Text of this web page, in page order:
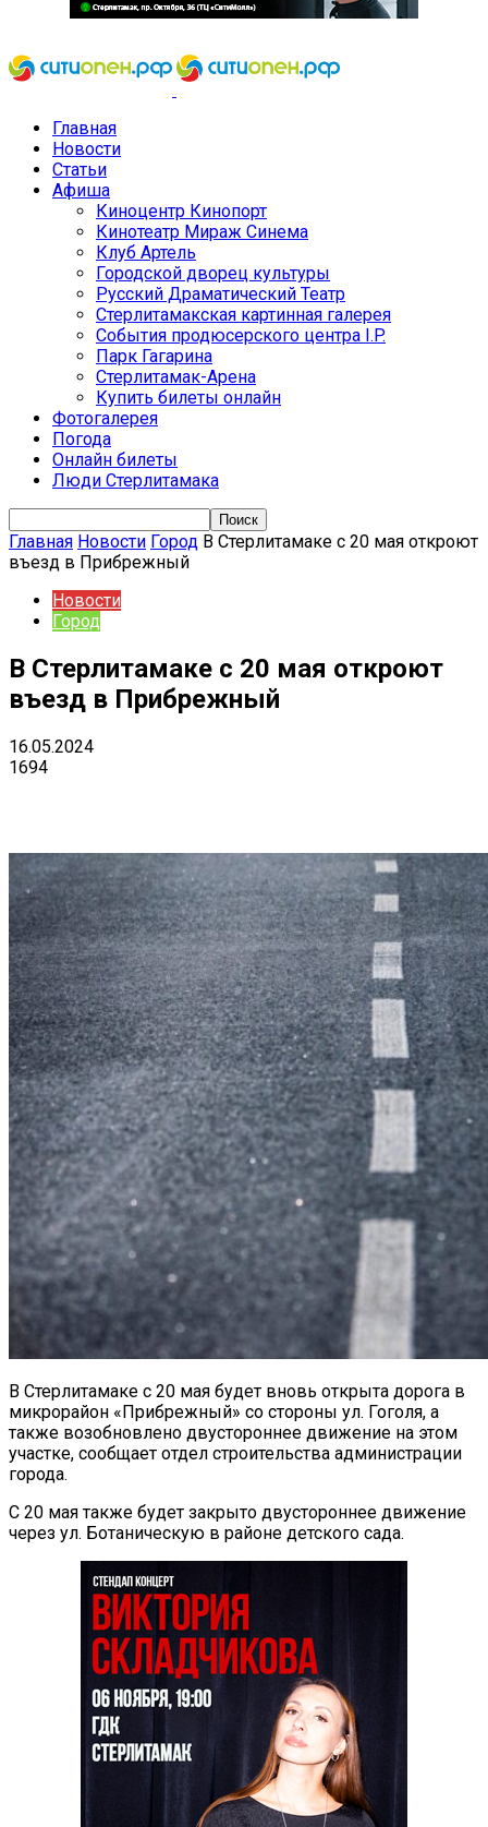
Главная
Новости
Статьи
Афиша
Киноцентр Кинопорт
Кинотеатр Мираж Синема
Клуб Артель
Городской дворец культуры
Русский Драматический Театр
Стерлитамакская картинная галерея
События продюсерского центра I.P.
Парк Гагарина
Стерлитамак-Арена
Купить билеты онлайн
Фотогалерея
Погода
Онлайн билеты
Люди Стерлитамака
Главная Новости Город В Стерлитамаке с 20 мая откроют
въезд в Прибрежный
Новости
Город
В Стерлитамаке с 20 мая откроют
въезд в Прибрежный
16.05.2024
1694
В Стерлитамаке с 20 мая будет вновь открыта дорога в
микрорайон «Прибрежный» со стороны ул. Гоголя, а
также возобновлено двустороннее движение на этом
участке, сообщает отдел строительства администрации
города.
С 20 мая также будет закрыто двустороннее движение
через ул. Ботаническую в районе детского сада.